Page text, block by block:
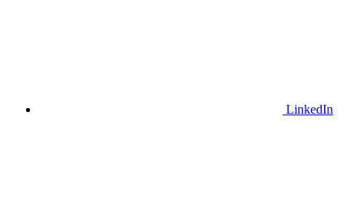
LinkedIn